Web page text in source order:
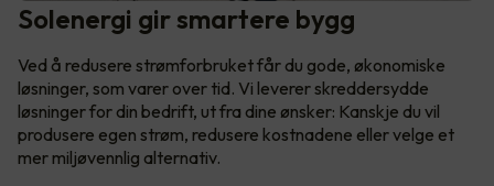
Solenergi gir smartere bygg
Ved å redusere strømforbruket får du gode, økonomiske
løsninger, som varer over tid. Vi leverer skreddersydde
løsninger for din bedrift, ut fra dine ønsker: Kanskje du vil
produsere egen strøm, redusere kostnadene eller velge et
mer miljøvennlig alternativ.